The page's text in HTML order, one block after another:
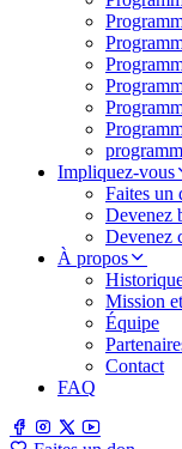
Impliquez-vous
Faites un
Devenez
Devenez
À propos
Mission
Équipe
Contact
FAQ